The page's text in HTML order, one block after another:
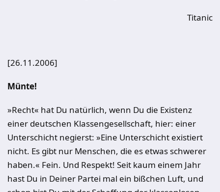
Titanic
[26.11.2006]
Münte!
»Recht« hat Du natürlich, wenn Du die Existenz
einer deutschen Klassengesellschaft, hier: einer
Unterschicht negierst: »Eine Unterschicht existiert
nicht. Es gibt nur Menschen, die es etwas schwerer
haben.« Fein. Und Respekt! Seit kaum einem Jahr
hast Du in Deiner Partei mal ein bißchen Luft, und